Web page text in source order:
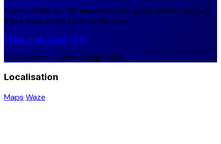
Soyez notifié en ~30 secondes dès qu'un rendez-vous se
libère dans cette sous-préfecture.
Créer mon alerte RDV
9,90 €/mois — sans engagement
Localisation
Maps Waze